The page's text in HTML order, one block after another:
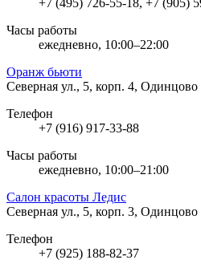
Часы работы
ежедневно, 10:00–22:00
Оранж бьюти
Северная ул., 5, корп. 4, Одинцово
Телефон
+7 (916) 917-33-88
Часы работы
ежедневно, 10:00–21:00
Салон красоты Ледис
Северная ул., 5, корп. 3, Одинцово
Телефон
+7 (925) 188-82-37